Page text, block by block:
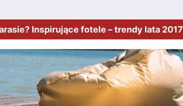
Inspirujące fotele – trendy lata 2017